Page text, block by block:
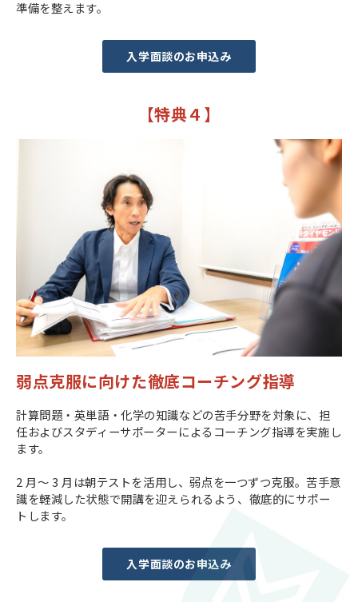
準備を整えます。
入学面談のお申込み
【特典４】
弱点克服に向けた徹底コーチング指導
計算問題・英単語・化学の知識などの苦手分野を対象に、担
任およびスタディーサポーターによるコーチング指導を実施し
ます。
2 月～ 3 月は朝テストを活用し、弱点を一つずつ克服。苦手意
識を軽減した状態で開講を迎えられるよう、徹底的にサポー
トします。
入学面談のお申込み